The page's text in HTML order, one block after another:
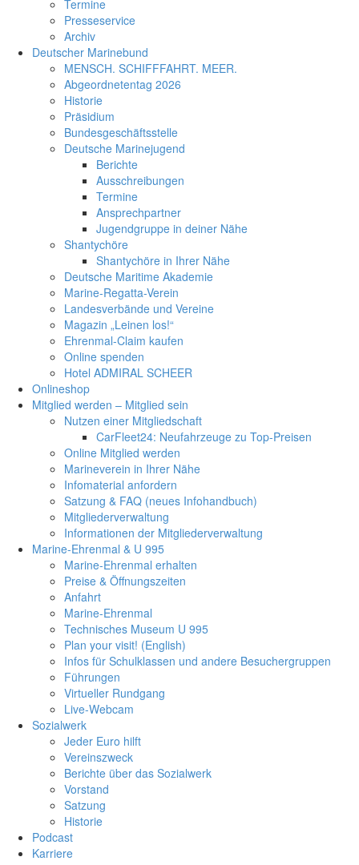
Termine
Presseservice
Archiv
Deutscher Marinebund
MENSCH. SCHIFFFAHRT. MEER.
Abgeordnetentag 2026
Historie
Präsidium
Bundesgeschäftsstelle
Deutsche Marinejugend
Berichte
Ausschreibungen
Termine
Ansprechpartner
Jugendgruppe in deiner Nähe
Shantychöre
Shantychöre in Ihrer Nähe
Deutsche Maritime Akademie
Marine-Regatta-Verein
Landesverbände und Vereine
Magazin „Leinen los!“
Ehrenmal-Claim kaufen
Online spenden
Hotel ADMIRAL SCHEER
Onlineshop
Mitglied werden – Mitglied sein
Nutzen einer Mitgliedschaft
CarFleet24: Neufahrzeuge zu Top-Preisen
Online Mitglied werden
Marineverein in Ihrer Nähe
Infomaterial anfordern
Satzung & FAQ (neues Infohandbuch)
Mitgliederverwaltung
Informationen der Mitgliederverwaltung
Marine-Ehrenmal & U 995
Marine-Ehrenmal erhalten
Preise & Öffnungszeiten
Anfahrt
Marine-Ehrenmal
Technisches Museum U 995
Plan your visit! (English)
Infos für Schulklassen und andere Besuchergruppen
Führungen
Virtueller Rundgang
Live-Webcam
Sozialwerk
Jeder Euro hilft
Vereinszweck
Berichte über das Sozialwerk
Vorstand
Satzung
Historie
Podcast
Karriere